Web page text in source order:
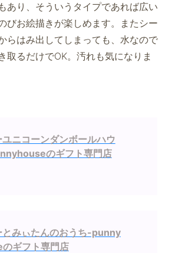
あり、そういうタイプであれば広い
びお絵描きが楽しめます。またシー
らはみ出してしまっても、水なので
取るだけでOK。汚れも気になりま
ユニコーンダンボールハウ
のギフト専門店
とみぃたんのおうち-punny
ギフト専門店